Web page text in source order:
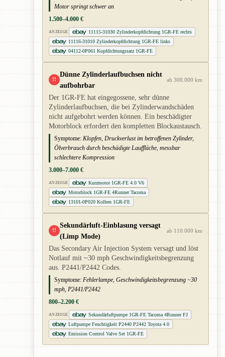
Motor springt schwer an
1.500–4.000 €
ANZEIGE
11115-31030 Zylinderkopfdichtung 1GR-FE rechts
11116-31010 Zylinderkopfdichtung 1GR-FE links
04112-0P061 Kopfdichtungssatz 1GR-FE
!!
Dünne Zylinderlaufbuchsen nicht
aufbohrbar
ab 300.000 km
Der 1GR-FE hat eingegossene, sehr dünne
Zylinderlaufbuchsen, die bei Zylinderwandschäden
nicht aufgebohrt werden können. Ein beschädigter
Motorblock erfordert den kompletten Blockaustausch.
Symptome: Klopfen, Druckverlust im betroffenen Zylinder,
Ölverbrauch durch beschädigte Lauffläche, messbar
schlechtere Kompression
3.000–7.000 €
ANZEIGE
Kurzmotor 1GR-FE 4.0 V6
Motorblock 1GR-FE 4Runner Tacoma
13101-0P020 Kolben 1GR-FE
!!
Sekundärluft-Einblasung versagt
(Limp Mode)
ab 110.000 km
Das Secondary Air Injection System versagt und löst
Notlauf mit ~30 mph Geschwindigkeitsbegrenzung
aus. P2441/P2442 Codes.
Symptome: Fehlerlampe, Geschwindigkeitsbegrenzung ~30
mph, P2441/P2442
800–2.200 €
ANZEIGE
Sekundärluftpumpe 1GR-FE Tacoma 4Runner FJ
Luftpumpe Feuchtigkeit P2440 P2442 Toyota 4.0
Emission Control Valve Set 1GR-FE